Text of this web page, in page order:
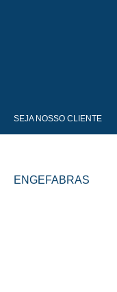
SEJA NOSSO CLIENTE
ENGEFABRAS